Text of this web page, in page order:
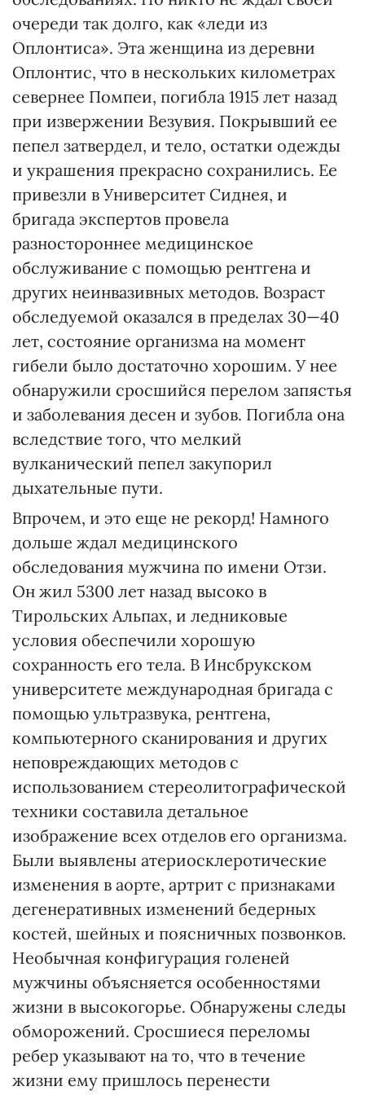
очереди так долго, как «леди из
Оплонтиса». Эта женщина из деревни
Оплонтис, что в нескольких километрах
севернее Помпеи, погибла 1915 лет назад
при извержении Везувия. Покрывший ее
пепел затвердел, и тело, остатки одежды
и украшения прекрасно сохранились. Ее
привезли в Университет Сиднея, и
бригада экспертов провела
разностороннее медицинское
обслуживание с помощью рентгена и
других неинвазивных методов. Возраст
обследуемой оказался в пределах 30—40
лет, состояние организма на момент
гибели было достаточно хорошим. У нее
обнаружили сросшийся перелом запястья
и заболевания десен и зубов. Погибла она
вследствие того, что мелкий
вулканический пепел закупорил
дыхательные пути.
Впрочем, и это еще не рекорд! Намного
дольше ждал медицинского
обследования мужчина по имени Отзи.
Он жил 5300 лет назад высоко в
Тирольских Альпах, и ледниковые
условия обеспечили хорошую
сохранность его тела. В Инсбрукском
университете международная бригада с
помощью ультразвука, рентгена,
компьютерного сканирования и других
неповреждающих методов с
использованием стереолитографической
техники составила детальное
изображение всех отделов его организма.
Были выявлены атериосклеротические
изменения в аорте, артрит с признаками
дегенеративных изменений бедерных
костей, шейных и поясничных позвонков.
Необычная конфигурация голеней
мужчины объясняется особенностями
жизни в высокогорье. Обнаружены следы
обморожений. Сросшиеся переломы
ребер указывают на то, что в течение
жизни ему пришлось перенести